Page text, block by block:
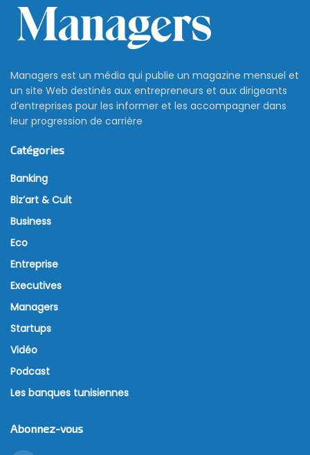
Managers est un média qui publie un magazine mensuel et
un site Web destinés aux entrepreneurs et aux dirigeants
d’entreprises pour les informer et les accompagner dans
leur progression de carrière
Catégories
Banking
Biz’art & Cult
Business
Eco
Entreprise
Executives
Managers
Startups
Vidéo
Podcast
Les banques tunisiennes
Abonnez-vous